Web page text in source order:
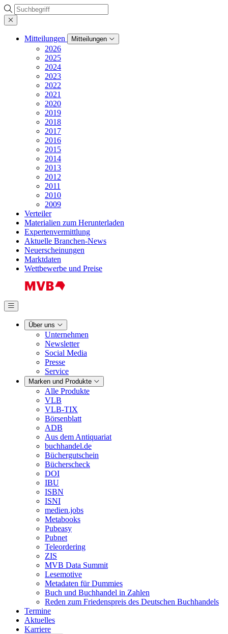
Suche
Mitteilungen Mitteilungen
2026
2025
2024
2023
2022
2021
2020
2019
2018
2017
2016
2015
2014
2013
2012
2011
2010
2009
Verteiler
Materialien zum Herunterladen
Expertenvermittlung
Aktuelle Branchen-News
Neuerscheinungen
Marktdaten
Wettbewerbe und Preise
Über uns
Unternehmen
Newsletter
Social Media
Presse
Service
Marken und Produkte
Alle Produkte
VLB
VLB-TIX
Börsenblatt
ADB
Aus dem Antiquariat
buchhandel.de
Büchergutschein
Bücherscheck
DOI
IBU
ISBN
ISNI
medien.jobs
Metabooks
Pubeasy
Pubnet
Teleordering
ZIS
MVB Data Summit
Lesemotive
Metadaten für Dummies
Buch und Buchhandel in Zahlen
Reden zum Friedenspreis des Deutschen Buchhandels
Termine
Aktuelles
Karriere